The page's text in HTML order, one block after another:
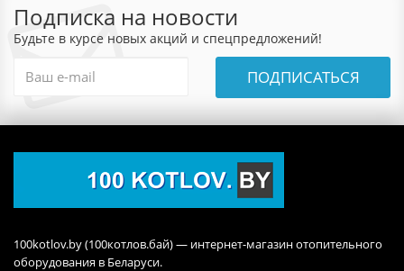
Подписка на новости
Будьте в курсе новых акций и спецпредложений!
ПОДПИСАТЬСЯ
100kotlov.by (100котлов.бай) — интернет-магазин отопительного
оборудования в Беларуси.